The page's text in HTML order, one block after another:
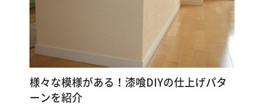
様々な模様がある！漆喰DIYの仕上げパタ
ーンを紹介